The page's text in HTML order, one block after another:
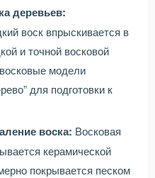
деревьев:
воск впрыскивается в
и точной восковой
модели
для подготовки к
воска: Восковая
керамической
покрывается песком